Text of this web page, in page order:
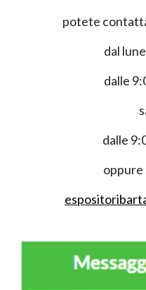
potete
dal
dalle
dalle
oppure